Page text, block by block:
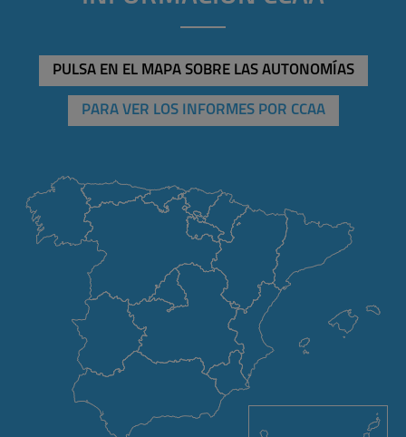
PULSA EN EL MAPA SOBRE LAS AUTONOMÍAS
PARA VER LOS INFORMES POR CCAA